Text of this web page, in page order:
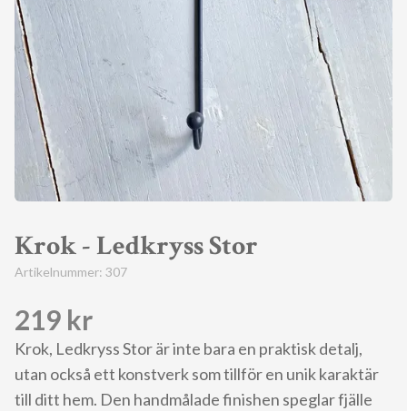
Krok - Ledkryss Stor
Artikelnummer: 307
219 kr
Krok, Ledkryss Stor är inte bara en praktisk detalj,
utan också ett konstverk som tillför en unik karaktär
till ditt hem. Den handmålade finishen speglar fjälle